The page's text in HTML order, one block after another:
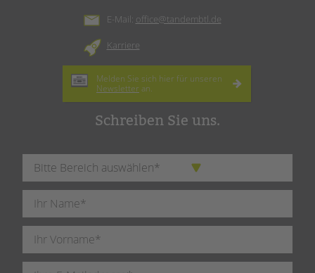
E-Mail: office@tandembtl.de
Karriere
Melden Sie sich hier für unseren
Newsletter an.
Schreiben Sie uns.